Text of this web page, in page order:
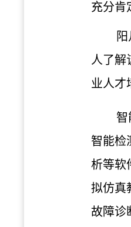
充分肯
人了解
业人才
智
智能检
析等软
拟仿真
故障诊